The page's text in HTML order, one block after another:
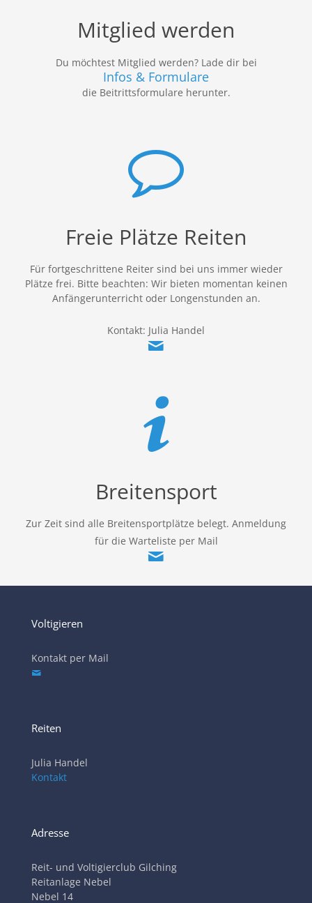
Mitglied werden
Du möchtest Mitglied werden? Lade dir bei
Infos & Formulare
die Beitrittsformulare herunter.
Freie Plätze Reiten
Für fortgeschrittene Reiter sind bei uns immer wieder
Plätze frei. Bitte beachten: Wir bieten momentan keinen
Anfängerunterricht oder Longenstunden an.
Kontakt: Julia Handel
Breitensport
Zur Zeit sind alle Breitensportplätze belegt. Anmeldung
für die Warteliste per Mail
Voltigieren
Kontakt per Mail
Reiten
Julia Handel
Kontakt
Adresse
Reit- und Voltigierclub Gilching
Reitanlage Nebel
Nebel 14